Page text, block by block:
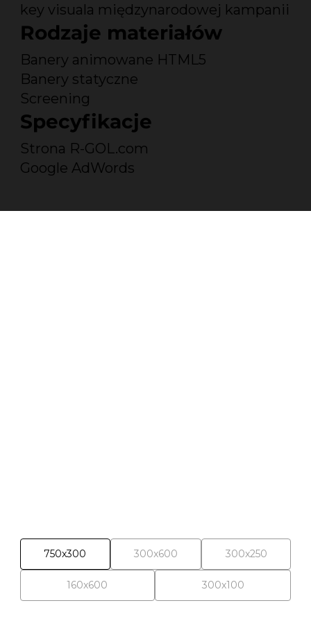
key visuala międzynarodowej kampanii
Rodzaje materiałów
Banery animowane HTML5
Banery statyczne
Screening
Specyfikacje
Strona R-GOL.com
Google AdWords
750x300 300x600 300x250
160x600 300x100